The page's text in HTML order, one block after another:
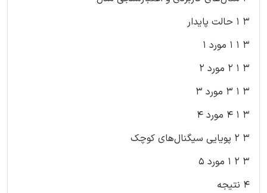
3 1 حالت پایدار
3 1 1 مورد 1
3 1 2 مورد 2
3 1 3 مورد 3
3 1 4 مورد 4
3 2 پویایی سیگنال‌های کوچک
3 2 1 مورد 5
4 نتیجه